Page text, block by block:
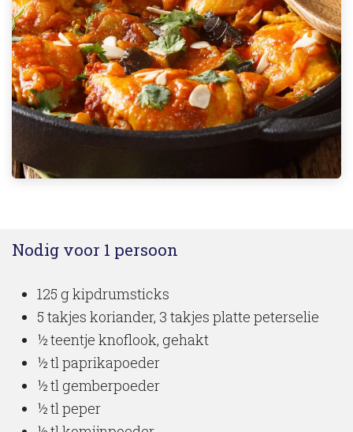
Nodig voor 1 persoon
125 g kipdrumsticks
5 takjes koriander, 3 takjes platte peterselie
½ teentje knoflook, gehakt
½ tl paprikapoeder
½ tl gemberpoeder
½ tl peper